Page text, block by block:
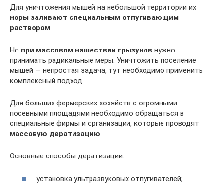
Для уничтожения мышей на небольшой территории их
норы заливают специальным отпугивающим
раствором.
Но при массовом нашествии грызунов нужно
принимать радикальные меры. Уничтожить поселение
мышей — непростая задача, тут необходимо применить
комплексный подход.
Для больших фермерских хозяйств с огромными
посевными площадями необходимо обращаться в
специальные фирмы и организации, которые проводят
массовую дератизацию.
Основные способы дератизации:
установка ультразвуковых отпугивателей;